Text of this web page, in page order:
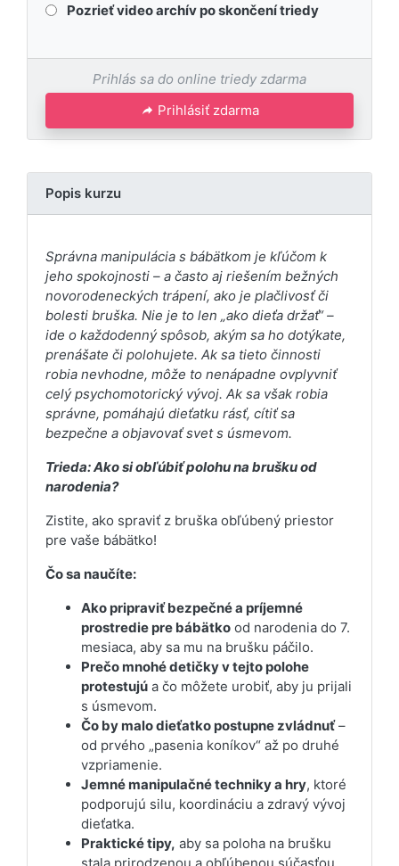
Pozrieť video archív po skončení triedy
Prihlás sa do online triedy zdarma
Prihlásiť zdarma
Popis kurzu
Správna manipulácia s bábätkom je kľúčom k
jeho spokojnosti – a často aj riešením bežných
novorodeneckých trápení, ako je plačlivosť či
bolesti bruška. Nie je to len „ako dieťa držať“ –
ide o každodenný spôsob, akým sa ho dotýkate,
prenášate či polohujete. Ak sa tieto činnosti
robia nevhodne, môže to nenápadne ovplyvniť
celý psychomotorický vývoj. Ak sa však robia
správne, pomáhajú dieťatku rásť, cítiť sa
bezpečne a objavovať svet s úsmevom.
Trieda: Ako si obľúbiť polohu na brušku od
narodenia?
Zistite, ako spraviť z bruška obľúbený priestor
pre vaše bábätko!
Čo sa naučíte:
Ako pripraviť bezpečné a príjemné
prostredie pre bábätko od narodenia do 7.
mesiaca, aby sa mu na brušku páčilo.
Prečo mnohé detičky v tejto polohe
protestujú a čo môžete urobiť, aby ju prijali
s úsmevom.
Čo by malo dieťatko postupne zvládnuť–
od prvého „pasenia koníkov“ až po druhé
vzpriamenie.
Jemné manipulačné techniky a hry, ktoré
podporujú silu, koordináciu a zdravý vývoj
dieťatka.
Praktické tipy, aby sa poloha na brušku
stala prirodzenou a obľúbenou súčasťou